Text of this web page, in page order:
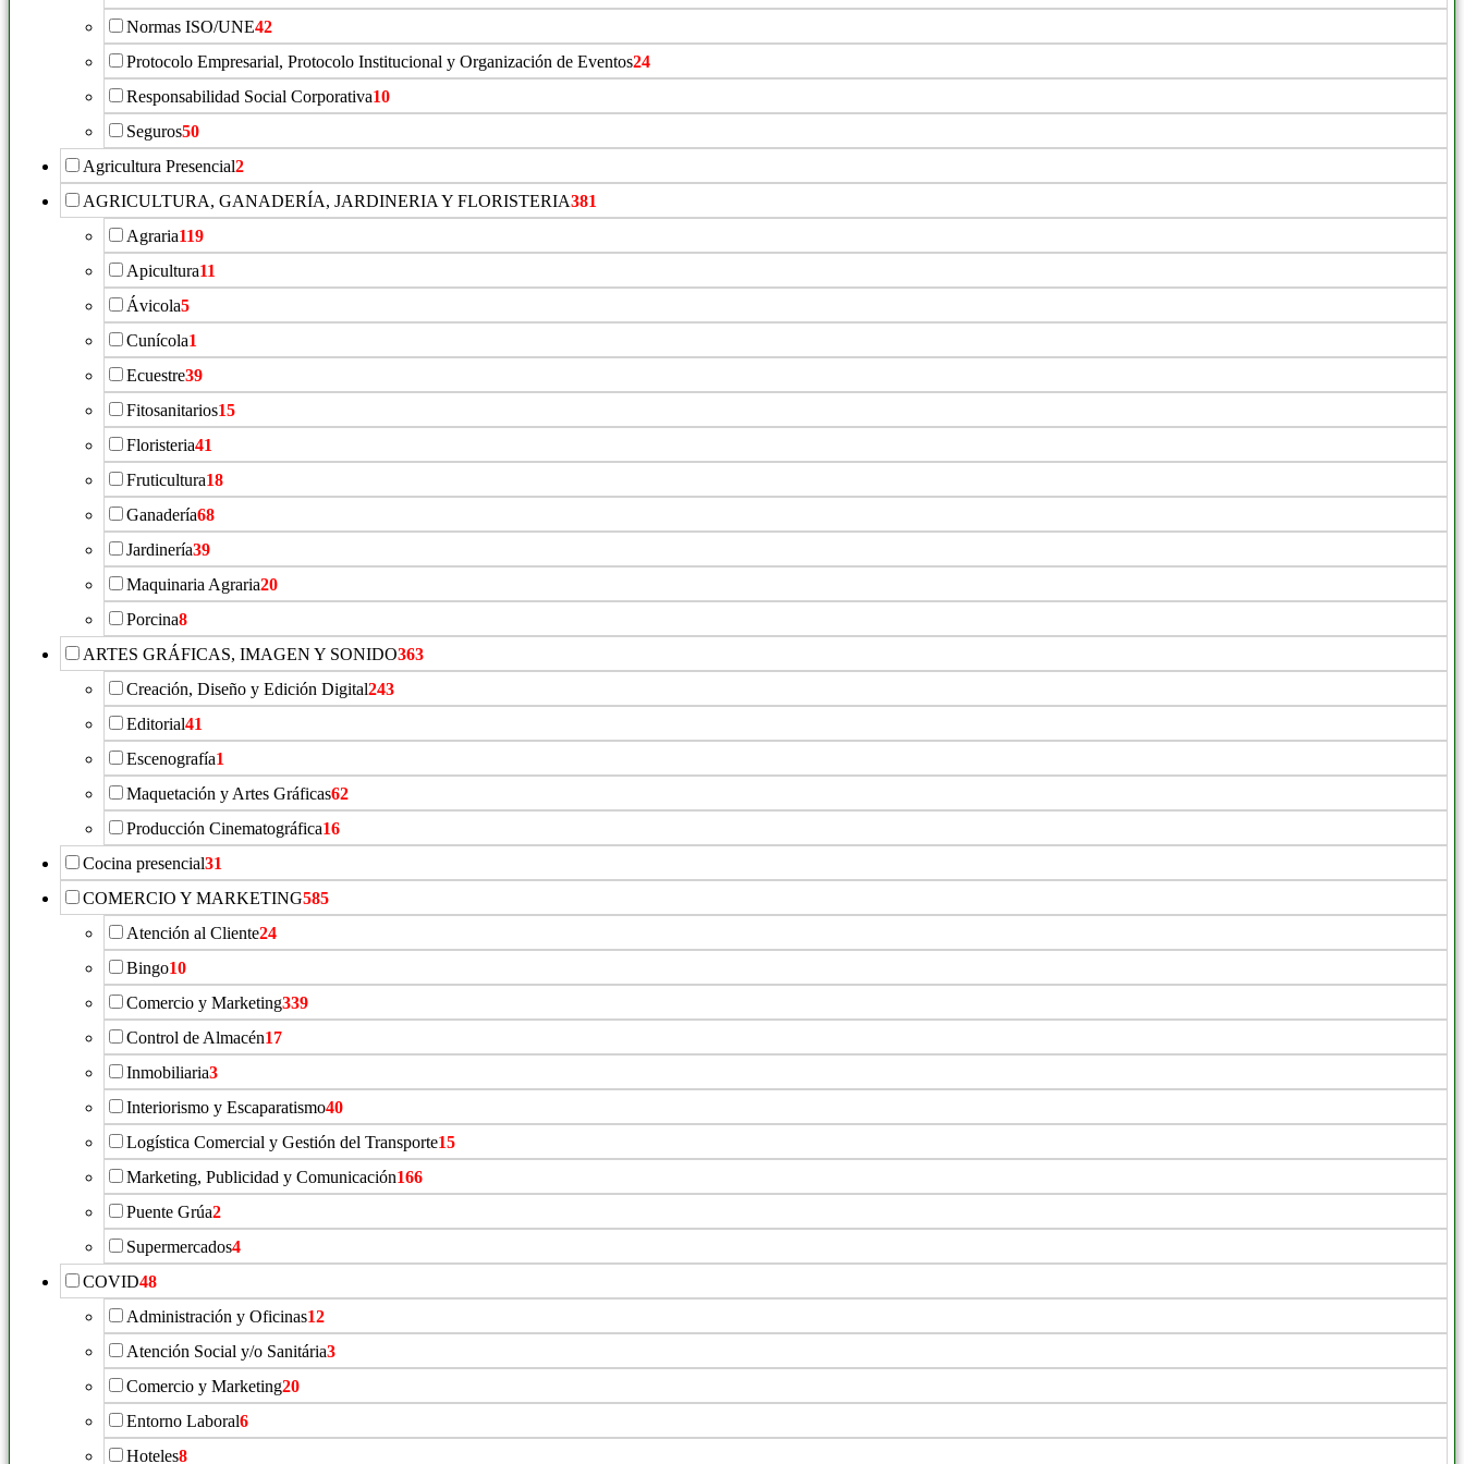
Normas ISO/UNE42
Protocolo Empresarial, Protocolo Institucional y Organización de Eventos24
Responsabilidad Social Corporativa10
Seguros50
Agricultura Presencial2
AGRICULTURA, GANADERÍA, JARDINERIA Y FLORISTERIA381
Agraria119
Apicultura11
Ávicola5
Cunícola1
Ecuestre39
Fitosanitarios15
Floristeria41
Fruticultura18
Ganadería68
Jardinería39
Maquinaria Agraria20
Porcina8
ARTES GRÁFICAS, IMAGEN Y SONIDO363
Creación, Diseño y Edición Digital243
Editorial41
Escenografía1
Maquetación y Artes Gráficas62
Producción Cinematográfica16
Cocina presencial31
COMERCIO Y MARKETING585
Atención al Cliente24
Bingo10
Comercio y Marketing339
Control de Almacén17
Inmobiliaria3
Interiorismo y Escaparatismo40
Logística Comercial y Gestión del Transporte15
Marketing, Publicidad y Comunicación166
Puente Grúa2
Supermercados4
COVID48
Administración y Oficinas12
Atención Social y/o Sanitária3
Comercio y Marketing20
Entorno Laboral6
Hoteles8